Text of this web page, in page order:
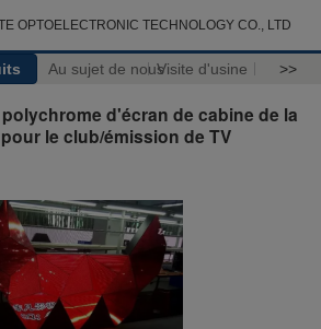
OPTOELECTRONIC TECHNOLOGY CO., LTD
Au sujet de nousVisite d'usine >>
d'écran de cabine de la
le club/émission de TV